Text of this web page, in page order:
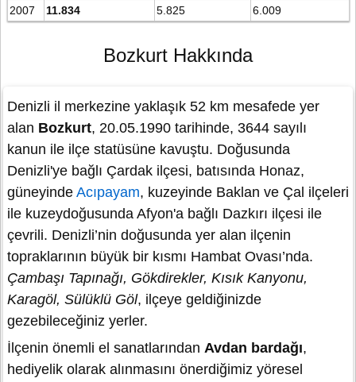
2007
11.834 5.825 6.009
Bozkurt Hakkında
Denizli il merkezine yaklaşık 52 km mesafede yer
alan Bozkurt, 20.05.1990 tarihinde, 3644 sayılı
kanun ile ilçe statüsüne kavuştu. Doğusunda
Denizli'ye bağlı Çardak ilçesi, batısında Honaz,
güneyinde Acıpayam, kuzeyinde Baklan ve Çal ilçeleri
ile kuzeydoğusunda Afyon'a bağlı Dazkırı ilçesi ile
çevrili. Denizli’nin doğusunda yer alan ilçenin
topraklarının büyük bir kısmı Hambat Ovası’nda.
Çambaşı Tapınağı, Gökdirekler, Kısık Kanyonu,
Karagöl, Sülüklü Göl, ilçeye geldiğinizde
gezebileceğiniz yerler.
İlçenin önemli el sanatlarından Avdan bardağı,
hediyelik olarak alınmasını önerdiğimiz yöresel